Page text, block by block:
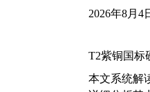
2026年8月4
T2紫铜国标
本文系统解